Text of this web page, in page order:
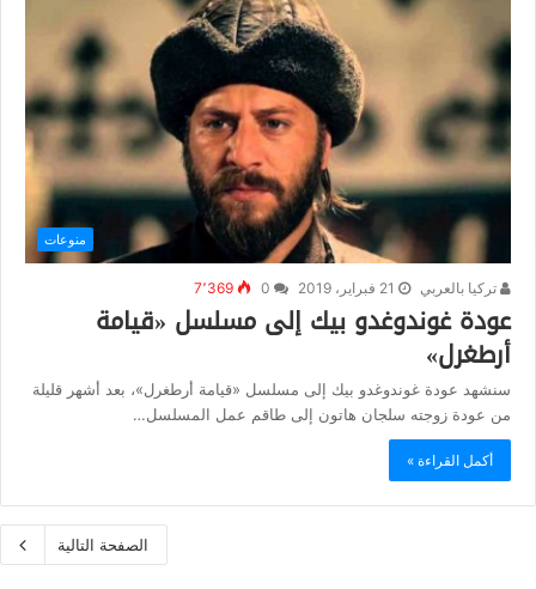
منوعات
تركيا بالعربي 21 فبراير، 2019 7٬369
عودة غوندوغدو بيك إلى مسلسل «قيامة
أرطغرل»
سنشهد عودة غوندوغدو بيك إلى مسلسل «قيامة أرطغرل»، بعد أشهر قليلة
من عودة زوجته سلجان هاتون إلى طاقم عمل المسلسل…
أكمل القراءة »
الصفحة التالية